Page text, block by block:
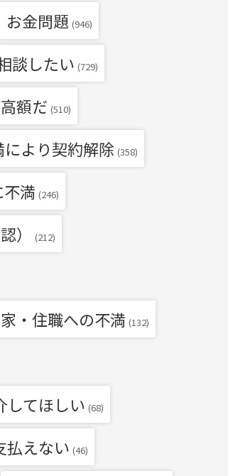
お金問題 (946)
談したい (729)
額だ (510)
より契約解除 (358)
満 (246)
） (212)
・住職への不満 (132)
してほしい (68)
払えない (46)